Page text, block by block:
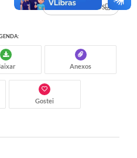
DADOS ABERTOS
Anexos
Gostei